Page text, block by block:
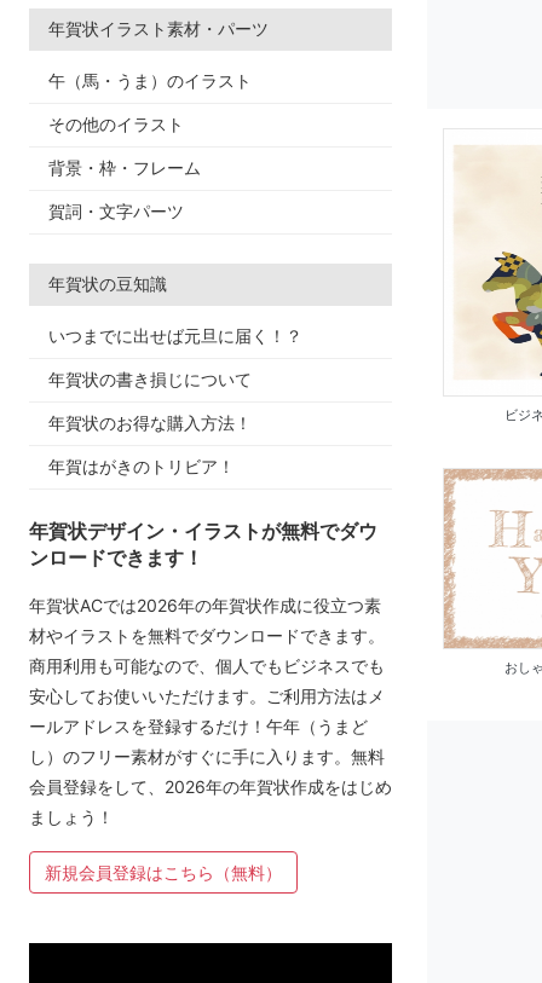
年賀状イラスト素材・パーツ
午（馬・うま）のイラスト
その他のイラスト
背景・枠・フレーム
賀詞・文字パーツ
年賀状の豆知識
いつまでに出せば元旦に届く！？
年賀状の書き損じについて
年賀状のお得な購入方法！
年賀はがきのトリビア！
年賀状デザイン・イラストが無料でダウ
ンロードできます！
年賀状ACでは2026年の年賀状作成に役立つ素
材やイラストを無料でダウンロードできます。
商用利用も可能なので、個人でもビジネスでも
安心してお使いいただけます。ご利用方法はメ
ールアドレスを登録するだけ！午年（うまど
し）のフリー素材がすぐに手に入ります。無料
会員登録をして、2026年の年賀状作成をはじめ
ましょう！
新規会員登録はこちら（無料）
ビジ
おし